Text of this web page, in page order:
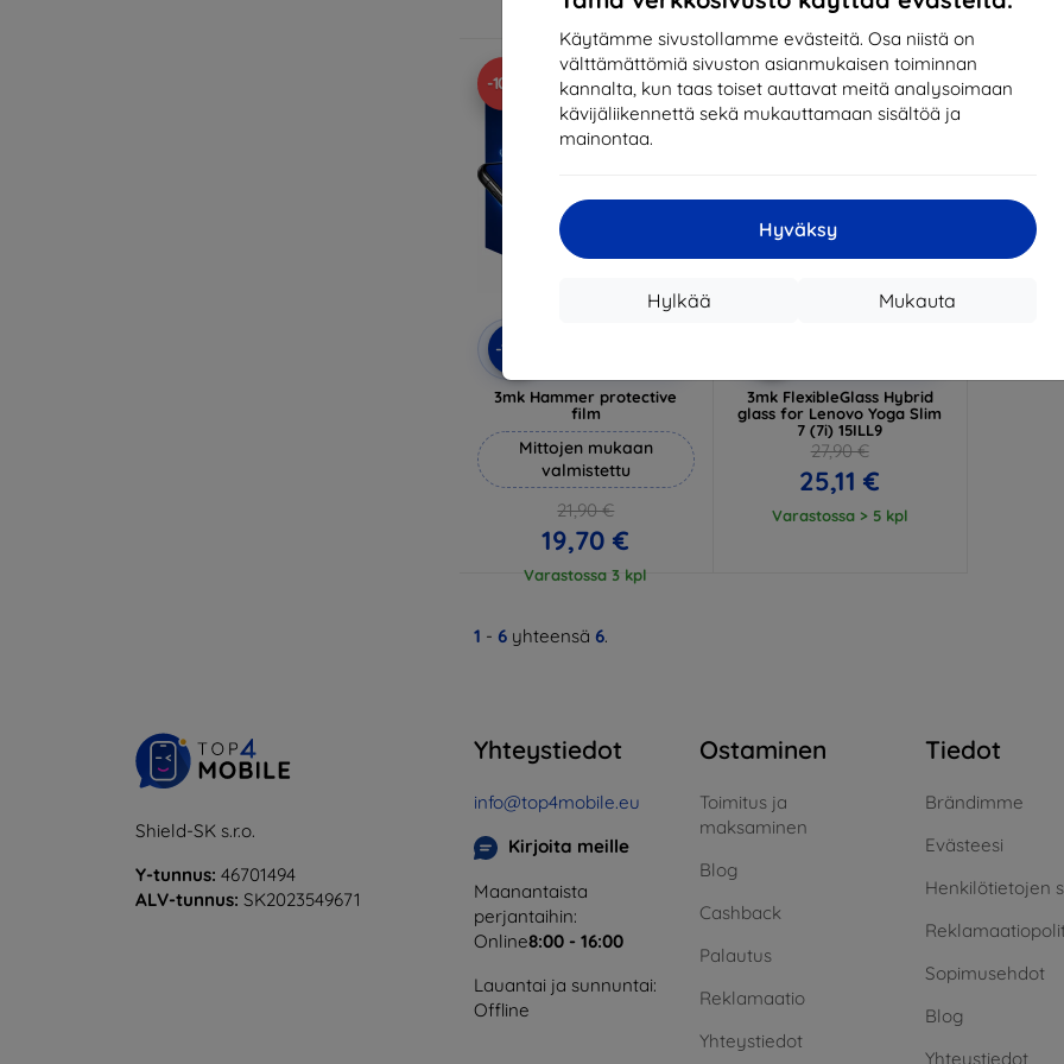
Käytämme sivustollamme evästeitä. Osa niistä on
välttämättömiä sivuston asianmukaisen toiminnan
kannalta, kun taas toiset auttavat meitä analysoimaan
kävijäliikennettä sekä mukauttamaan sisältöä ja
mainontaa.
Hyväksy
Mukauta
Hylkää
Varastossa > 5 kpl Varastossa > 5 kpl
-10%
-10%
3mk Hammer protective
film
Mittojen mukaan
valmistettu
21,90 €
19,70 €
Varastossa 3 kpl
-10%
3mk FlexibleGlass Hybrid
glass for Lenovo Yoga Slim
7 (7i) 15ILL9
27,90 €
25,11 €
Varastossa > 5 kpl
1 - 6 yhteensä 6.
Shield-SK s.r.o.
Y-tunnus: 46701494
ALV-tunnus: SK2023549671
Yhteystiedot
info@top4mobile.eu
Kirjoita meille
Maanantaista
perjantaihin:
Online8:00 - 16:00
Lauantai ja sunnuntai:
Offline
Ostaminen
Toimitus ja
maksaminen
Blog
Cashback
Palautus
Reklamaatio
Yhteystiedot
Tiedot
Brändimme
Evästeesi
Henkilötietojen
Sopimusehdot
Blog
Yhteystiedot